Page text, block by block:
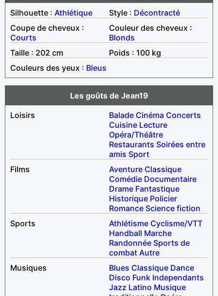
Silhouette : Athlétique Style : Décontracté
Coupe de cheveux :
Courts
Couleur des cheveux :
Blonds
Taille : 202 cm
Poids : 100 kg
Couleurs des yeux : Bleus
Les goûts de Jean19
Loisirs
Balade Cinéma Concerts
Cuisine Lecture
Opéra/Théâtre
Restaurants Soirées entre
amis Sport
Films
Aventure Classique
Comédie Documentaire
Drame Fantastique
Historique Policier
Romance Science fiction
Sports
Athlétisme Cyclisme/VTT
Handball Marche
Randonnée Sports de
combat Autre
Musiques
Blues Classique Dance
Disco Funk Independants
Jazz Latino Musique